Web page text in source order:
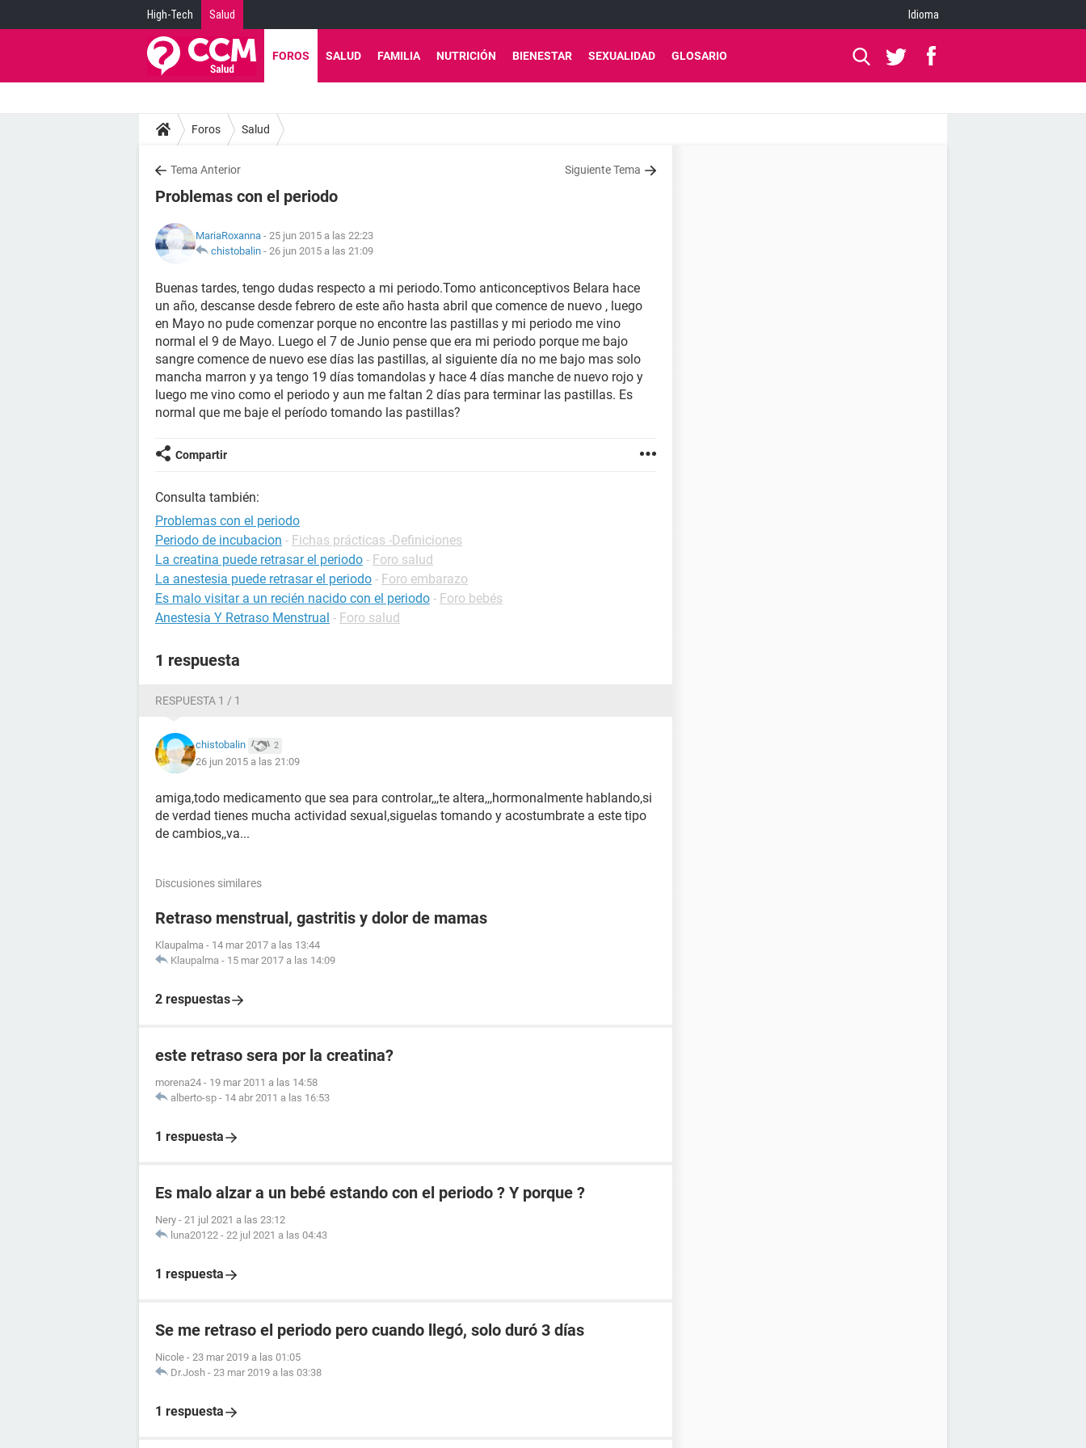
High-Tech Salud Idioma
FOROS SALUD FAMILIA NUTRICIÓN BIENESTAR SEXUALIDAD GLOSARIO
Foros Salud
Tema Anterior Siguiente Tema
Problemas con el periodo
MariaRoxanna - 25 jun 2015 a las 22:23
chistobalin - 26 jun 2015 a las 21:09
Buenas tardes, tengo dudas respecto a mi periodo.Tomo anticonceptivos Belara hace
un año, descanse desde febrero de este año hasta abril que comence de nuevo , luego
en Mayo no pude comenzar porque no encontre las pastillas y mi periodo me vino
normal el 9 de Mayo. Luego el 7 de Junio pense que era mi periodo porque me bajo
sangre comence de nuevo ese días las pastillas, al siguiente día no me bajo mas solo
mancha marron y ya tengo 19 días tomandolas y hace 4 días manche de nuevo rojo y
luego me vino como el periodo y aun me faltan 2 días para terminar las pastillas. Es
normal que me baje el período tomando las pastillas?
Compartir
Consulta también:
Problemas con el periodo
Periodo de incubacion - Fichas prácticas -Definiciones
La creatina puede retrasar el periodo - Foro salud
La anestesia puede retrasar el periodo - Foro embarazo
Es malo visitar a un recién nacido con el periodo - Foro bebés
Anestesia Y Retraso Menstrual - Foro salud
1 respuesta
RESPUESTA 1 / 1
chistobalin 2
26 jun 2015 a las 21:09
amiga,todo medicamento que sea para controlar,,,te altera,,,hormonalmente hablando,si
de verdad tienes mucha actividad sexual,siguelas tomando y acostumbrate a este tipo
de cambios,,va...
Discusiones similares
Retraso menstrual, gastritis y dolor de mamas
Klaupalma - 14 mar 2017 a las 13:44
Klaupalma - 15 mar 2017 a las 14:09
2 respuestas
este retraso sera por la creatina?
morena24 - 19 mar 2011 a las 14:58
alberto-sp - 14 abr 2011 a las 16:53
1 respuesta
Es malo alzar a un bebé estando con el periodo ? Y porque ?
Nery - 21 jul 2021 a las 23:12
luna20122 - 22 jul 2021 a las 04:43
1 respuesta
Se me retraso el periodo pero cuando llegó, solo duró 3 días
Nicole - 23 mar 2019 a las 01:05
Dr.Josh - 23 mar 2019 a las 03:38
1 respuesta